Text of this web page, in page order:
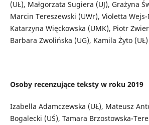
(UŁ), Małgorzata Sugiera (UJ), Grażyna
Marcin Tereszewski (UWr), Violetta
Katarzyna Więckowska (UMK), Piotr
Barbara Zwolińska (UG), Kamila Żyto (UŁ)
Osoby recenzujące teksty w roku 2019
Izabella Adamczewska (UŁ), Mateusz
Bogalecki (UŚ), Tamara Brzostowska-